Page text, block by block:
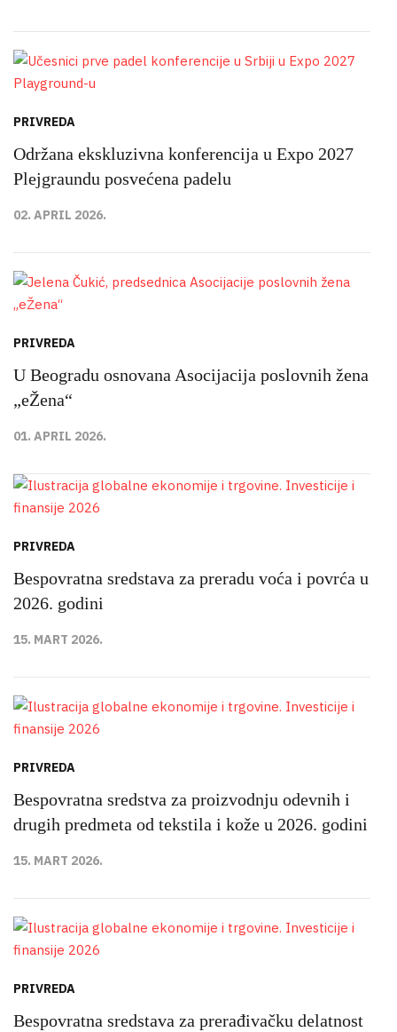
PRIVREDA
Održana ekskluzivna konferencija u Expo 2027
Plejgraundu posvećena padelu
02. APRIL 2026.
PRIVREDA
U Beogradu osnovana Asocijacija poslovnih žena
„eŽena“
01. APRIL 2026.
PRIVREDA
Bespovratna sredstava za preradu voća i povrća u
2026. godini
15. MART 2026.
PRIVREDA
Bespovratna sredstva za proizvodnju odevnih i
drugih predmeta od tekstila i kože u 2026. godini
15. MART 2026.
PRIVREDA
Bespovratna sredstava za prerađivačku delatnost